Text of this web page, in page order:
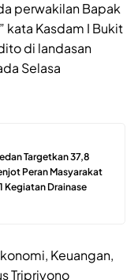
perwakilan Bapak
kata Kasdam I Bukit
di landasan
Selasa
Targetkan 37,8
Peran Masyarakat
Kegiatan Drainase
Keuangan,
Tripriyono